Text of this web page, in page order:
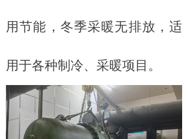
用节能，冬季采暖无排放，适
用于各种制冷、采暖项目。